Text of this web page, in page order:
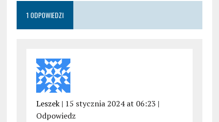
1 ODPOWIEDZI
Leszek | 15 stycznia 2024 at 06:23 |
Odpowiedz